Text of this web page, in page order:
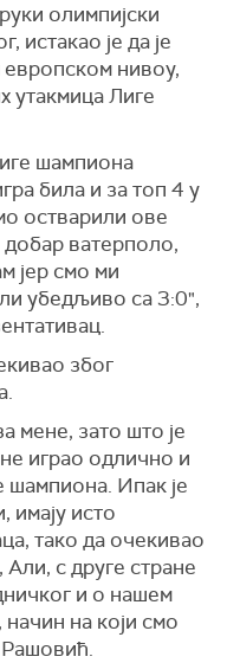
олимпијски
истакао је да је
нивоу,
утакмица Лиге
шампиона
била и за топ 4 у
остварили ове
добар ватерполо,
јер смо ми
убедљиво са 3:0",
због
мене, зато што је
играо одлично и
шампиона. Ипак је
имају исто
тако да очекивао
с друге стране
и о нашем
на који смо
Рашовић.